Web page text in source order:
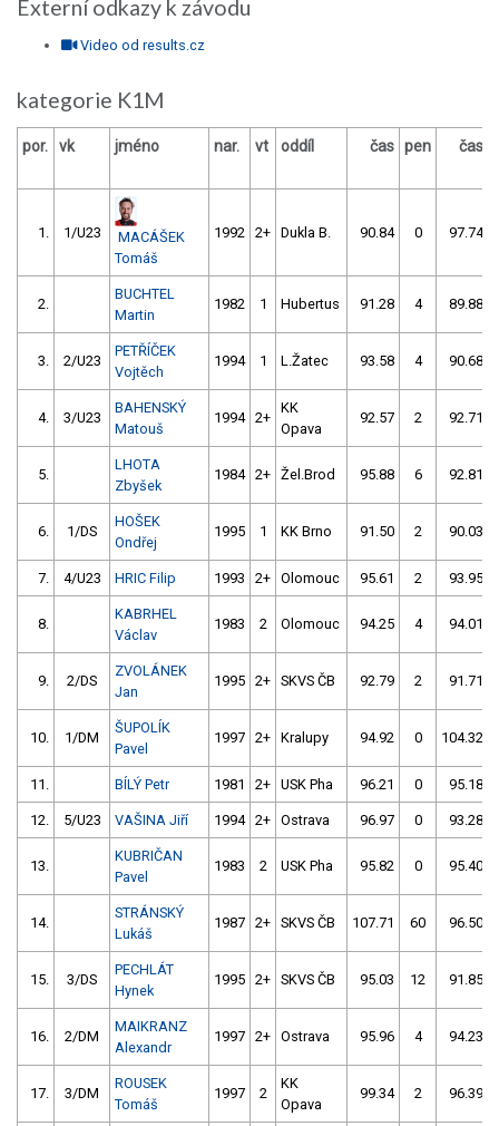
Externí odkazy k závodu
Video od results.cz
kategorie K1M
por. vk jméno nar. vt oddíl čas pen čas
1. 1/U23
MACÁŠEK
Tomáš
1992 2+ Dukla B. 90.84 0 97.74
2.
BUCHTEL
Martin
1982 1 Hubertus 91.28 4 89.88
3. 2/U23
PETŘÍČEK
Vojtěch
1994 1 L.Žatec 93.58 4 90.68
4. 3/U23
BAHENSKÝ
Matouš
1994 2+
KK
Opava
92.57 2 92.71
5.
LHOTA
Zbyšek
1984 2+ Žel.Brod 95.88 6 92.81
6. 1/DS
HOŠEK
Ondřej
1995 1 KK Brno 91.50 2 90.03
7. 4/U23 HRIC Filip 1993 2+ Olomouc 95.61 2 93.95
8.
KABRHEL
Václav
1983 2 Olomouc 94.25 4 94.01
9. 2/DS
ZVOLÁNEK
Jan
1995 2+ SKVS ČB 92.79 2 91.71
10. 1/DM
ŠUPOLÍK
Pavel
1997 2+ Kralupy 94.92 0 104.32
11. BÍLÝ Petr 1981 2+ USK Pha 96.21 0 95.18
12. 5/U23 VAŠINA Jiří 1994 2+ Ostrava 96.97 0 93.28
13.
KUBRIČAN
Pavel
1983 2 USK Pha 95.82 0 95.40
14.
STRÁNSKÝ
Lukáš
1987 2+ SKVS ČB 107.71 60 96.50
15. 3/DS
PECHLÁT
Hynek
1995 2+ SKVS ČB 95.03 12 91.85
16. 2/DM
MAIKRANZ
Alexandr
1997 2+ Ostrava 95.96 4 94.23
17. 3/DM
ROUSEK
Tomáš
1997 2
KK
Opava
99.34 2 96.39